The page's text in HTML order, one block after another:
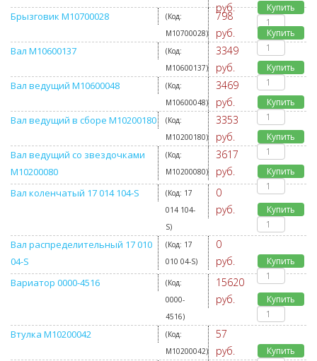
руб.
Купить
Брызговик M10700028
(Код:
M10700028)
798
руб.
Купить
Вал M10600137
(Код:
M10600137)
3349
руб.
Купить
Вал ведущий M10600048
(Код:
M10600048)
3469
руб.
Купить
Вал ведущий в сборе M10200180
(Код:
M10200180)
3353
руб.
Купить
Вал ведущий со звездочками
M10200080
(Код:
M10200080)
3617
руб.
Купить
Вал коленчатый 17 014 104-S (Код: 17
014 104-
S)
0
руб.
Купить
Вал распределительный 17 010
04-S
(Код: 17
010 04-S)
0
руб.
Купить
Вариатор 0000-4516
(Код:
0000-
4516)
15620
руб.
Купить
Втулка M10200042
(Код:
M10200042)
57
руб.
Купить